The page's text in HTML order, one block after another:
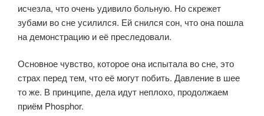
исчезла, что очень удивило больную. Но скрежет
зубами во сне усилился. Ей снился сон, что она пошла
на демонстрацию и её преследовали.
Основное чувство, которое она испытала во сне, это
страх перед тем, что её могут побить. Давление в шее
то же. В принципе, дела идут неплохо, продолжаем
приём Phosphor.